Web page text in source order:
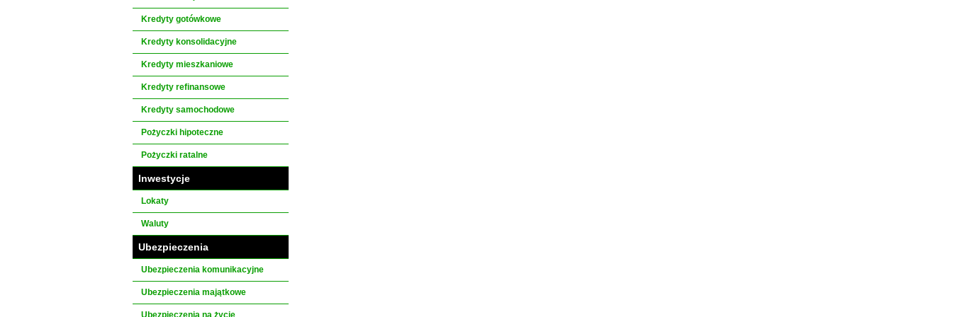
Kredyty gotówkowe
Kredyty konsolidacyjne
Kredyty mieszkaniowe
Kredyty refinansowe
Kredyty samochodowe
Pożyczki hipoteczne
Pożyczki ratalne
Inwestycje
Lokaty
Waluty
Ubezpieczenia
Ubezpieczenia komunikacyjne
Ubezpieczenia majątkowe
Ubezpieczenia na życie